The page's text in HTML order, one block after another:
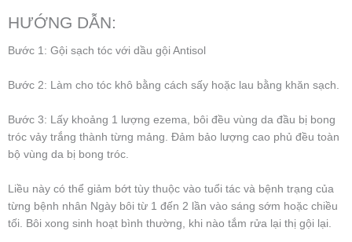
HƯỚNG DẪN:
Bước 1: Gội sạch tóc với dầu gội Antisol
Bước 2: Làm cho tóc khô bằng cách sấy hoặc lau bằng khăn sạch.
Bước 3: Lấy khoảng 1 lượng ezema, bôi đều vùng da đầu bị bong
tróc vảy trắng thành từng mảng. Đảm bảo lượng cao phủ đều toàn
bộ vùng da bị bong tróc.
Liều này có thể giảm bớt tùy thuộc vào tuổi tác và bệnh trạng của
từng bệnh nhân Ngày bôi từ 1 đến 2 lần vào sáng sớm hoặc chiều
tối. Bôi xong sinh hoạt bình thường, khi nào tắm rửa lại thị gội lại.